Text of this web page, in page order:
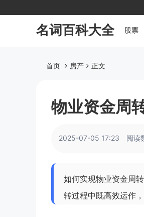
名词百科大全 股票
首页 房产 正文
物业资金周
2025-07-05 17:23 阅读
如何实现物业资金周
转过程中既高效运作